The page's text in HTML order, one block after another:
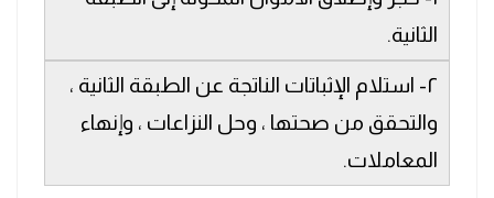
الثانية.
٢- استلام الإثباتات الناتجة عن الطبقة الثانية ،
والتحقق من صحتها ، وحل النزاعات ، وإنهاء
المعاملات.